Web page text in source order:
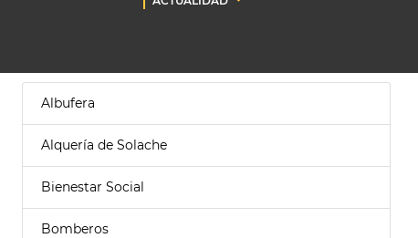
Albufera
Alquería de Solache
Bienestar Social
Bomberos